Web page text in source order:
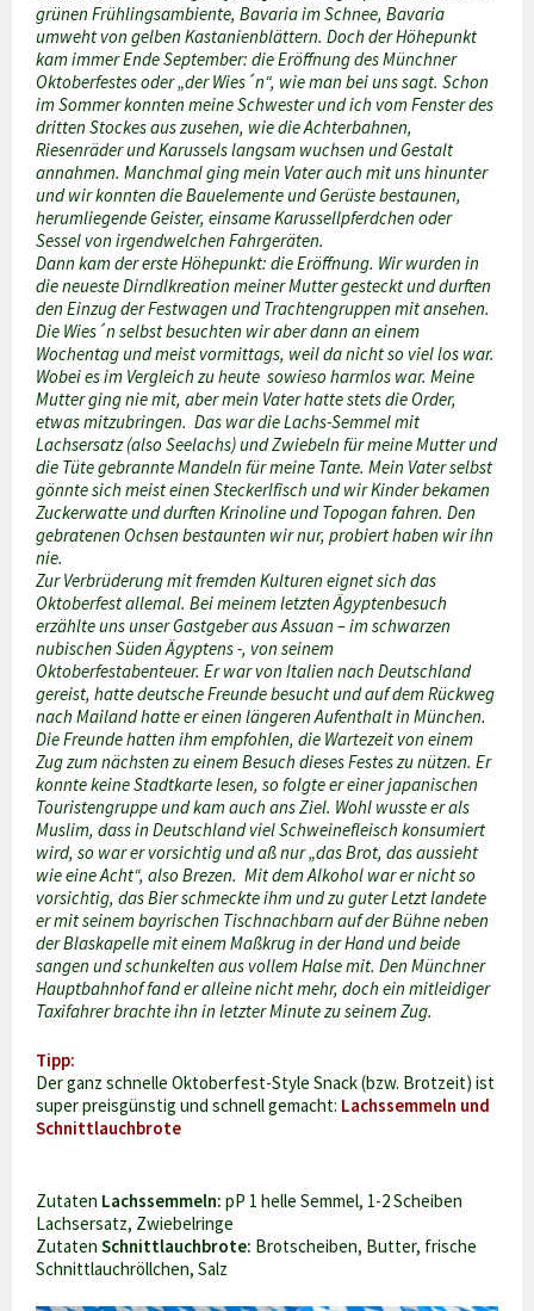
grünen Frühlingsambiente, Bavaria im Schnee, Bavaria
umweht von gelben Kastanienblättern. Doch der Höhepunkt
kam immer Ende September: die Eröffnung des Münchner
Oktoberfestes oder „der Wies´n“, wie man bei uns sagt. Schon
im Sommer konnten meine Schwester und ich vom Fenster des
dritten Stockes aus zusehen, wie die Achterbahnen,
Riesenräder und Karussels langsam wuchsen und Gestalt
annahmen. Manchmal ging mein Vater auch mit uns hinunter
und wir konnten die Bauelemente und Gerüste bestaunen,
herumliegende Geister, einsame Karussellpferdchen oder
Sessel von irgendwelchen Fahrgeräten.
Dann kam der erste Höhepunkt: die Eröffnung. Wir wurden in
die neueste Dirndlkreation meiner Mutter gesteckt und durften
den Einzug der Festwagen und Trachtengruppen mit ansehen.
Die Wies´n selbst besuchten wir aber dann an einem
Wochentag und meist vormittags, weil da nicht so viel los war.
Wobei es im Vergleich zu heute sowieso harmlos war. Meine
Mutter ging nie mit, aber mein Vater hatte stets die Order,
etwas mitzubringen. Das war die Lachs-Semmel mit
Lachsersatz (also Seelachs) und Zwiebeln für meine Mutter und
die Tüte gebrannte Mandeln für meine Tante. Mein Vater selbst
gönnte sich meist einen Steckerlfisch und wir Kinder bekamen
Zuckerwatte und durften Krinoline und Topogan fahren. Den
gebratenen Ochsen bestaunten wir nur, probiert haben wir ihn
nie.
Zur Verbrüderung mit fremden Kulturen eignet sich das
Oktoberfest allemal. Bei meinem letzten Ägyptenbesuch
erzählte uns unser Gastgeber aus Assuan – im schwarzen
nubischen Süden Ägyptens -, von seinem
Oktoberfestabenteuer. Er war von Italien nach Deutschland
gereist, hatte deutsche Freunde besucht und auf dem Rückweg
nach Mailand hatte er einen längeren Aufenthalt in München.
Die Freunde hatten ihm empfohlen, die Wartezeit von einem
Zug zum nächsten zu einem Besuch dieses Festes zu nützen. Er
konnte keine Stadtkarte lesen, so folgte er einer japanischen
Touristengruppe und kam auch ans Ziel. Wohl wusste er als
Muslim, dass in Deutschland viel Schweinefleisch konsumiert
wird, so war er vorsichtig und aß nur „das Brot, das aussieht
wie eine Acht“, also Brezen. Mit dem Alkohol war er nicht so
vorsichtig, das Bier schmeckte ihm und zu guter Letzt landete
er mit seinem bayrischen Tischnachbarn auf der Bühne neben
der Blaskapelle mit einem Maßkrug in der Hand und beide
sangen und schunkelten aus vollem Halse mit. Den Münchner
Hauptbahnhof fand er alleine nicht mehr, doch ein mitleidiger
Taxifahrer brachte ihn in letzter Minute zu seinem Zug.
Tipp:
Der ganz schnelle Oktoberfest-Style Snack (bzw. Brotzeit) ist
super preisgünstig und schnell gemacht: Lachssemmeln und
Schnittlauchbrote
Zutaten Lachssemmeln:pP 1 helle Semmel, 1-2 Scheiben
Lachsersatz, Zwiebelringe
Zutaten Schnittlauchbrote: Brotscheiben, Butter, frische
Schnittlauchröllchen, Salz